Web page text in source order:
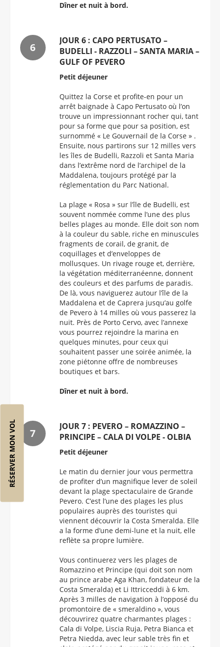
RÉSERVER MON VOL
Dîner et nuit à bord.
JOUR 6 : CAPO PERTUSATO –
BUDELLI - RAZZOLI – SANTA MARIA –
GULF OF PEVERO
Petit déjeuner
Quittez la Corse et profite-en pour un
arrêt baignade à Capo Pertusato où l’on
trouve un impressionnant rocher qui, tant
pour sa forme que pour sa position, est
surnommé « Le Gouvernail de la Corse » .
Ensuite, nous partirons sur 12 milles vers
les îles de Budelli, Razzoli et Santa Maria
dans l’extrême nord de l’archipel de la
Maddalena, toujours protégé par la
réglementation du Parc National.
La plage « Rosa » sur l’île de Budelli, est
souvent nommée comme l’une des plus
belles plages au monde. Elle doit son nom
à la couleur du sable, riche en minuscules
fragments de corail, de granit, de
coquillages et d’enveloppes de
mollusques. Un rivage rouge et, derrière,
la végétation méditerranéenne, donnent
des couleurs et des parfums de paradis.
De là, vous naviguerez autour l’île de la
Maddalena et de Caprera jusqu’au golfe
de Pevero à 14 milles où vous passerez la
nuit. Près de Porto Cervo, avec l’annexe
vous pourrez rejoindre la marina en
quelques minutes, pour ceux qui
souhaitent passer une soirée animée, la
zone piétonne offre de nombreuses
boutiques et bars.
Dîner et nuit à bord.
JOUR 7 : PEVERO – ROMAZZINO –
PRINCIPE – CALA DI VOLPE - OLBIA
Petit déjeuner
Le matin du dernier jour vous permettra
de profiter d’un magnifique lever de soleil
devant la plage spectaculaire de Grande
Pevero. C’est l’une des plages les plus
populaires auprès des touristes qui
viennent découvrir la Costa Smeralda. Elle
a la forme d’une demi-lune et la nuit, elle
reflète sa propre lumière.
Vous continuerez vers les plages de
Romazzino et Principe (qui doit son nom
au prince arabe Aga Khan, fondateur de la
Costa Smeralda) et Li Ittricceddi à 6 km.
Après 3 milles de navigation à l’opposé du
promontoire de « smeraldino », vous
découvrirez quatre charmantes plages :
Cala di Volpe, Liscia Ruja, Petra Bianca et
Petra Niedda, avec leur sable très fin et